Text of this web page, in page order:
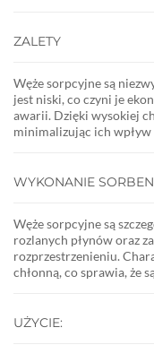
ZALETY
Węże sorpcyjne są
jest niski, co czyni je
awarii. Dzięki wysokiej
minimalizując ich
WYKONANIE
Węże sorpcyjne są
rozlanych płynów oraz
rozprzestrzenieniu.
chłonną, co sprawia, że
UŻYCIE: